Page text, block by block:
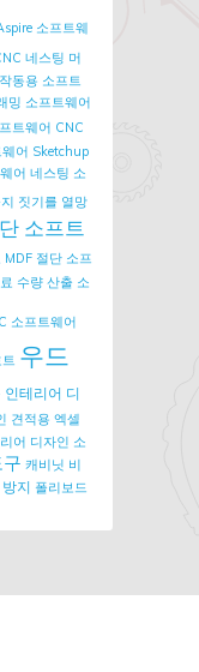
소프트웨
네스팅 머
동용 소프트
밍 소프트웨어
트웨어 CNC
어 Sketchup
어 네스팅 소
짓기를 열망
소프트
MDF 절단 소프
수량 산출 소
소프트웨어
우드
인테리어 디
견적용 엑셀
어 디자인 소
캐비닛 비
지 폴리보드